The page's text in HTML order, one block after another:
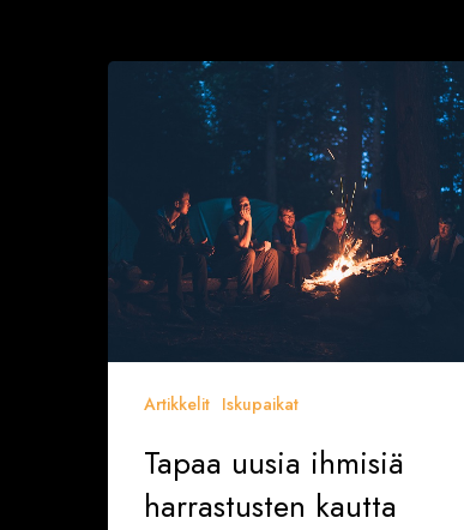
kautta
Artikkelit Iskupaikat
Tapaa uusia ihmisiä
harrastusten kautta